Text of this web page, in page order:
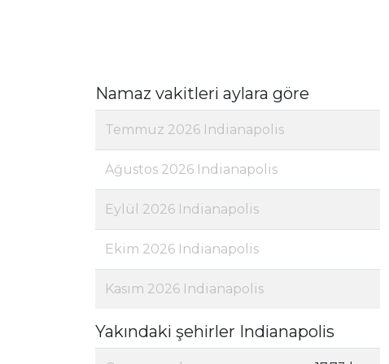
Namaz vakitleri aylara göre
Temmuz 2026 Indianapolis
Ağustos 2026 Indianapolis
Eylül 2026 Indianapolis
Ekim 2026 Indianapolis
Kasım 2026 Indianapolis
Yakındaki şehirler Indianapolis